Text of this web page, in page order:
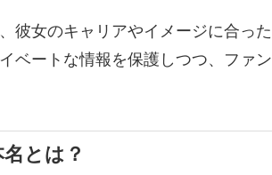
彼女のキャリアやイメージに合っ
ベートな情報を保護しつつ、ファ
とは？